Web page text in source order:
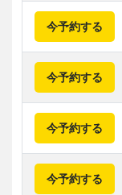
今予約する
今予約する
今予約する
今予約する